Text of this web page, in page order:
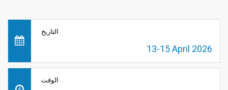
التاريخ
13-15 April 2026
الوقت